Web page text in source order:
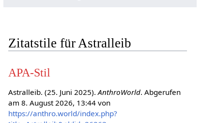
Zitatstile für Astralleib
APA-Stil
Astralleib. (25. Juni 2025). AnthroWorld. Abgerufen
am 8. August 2026, 13:44 von
https://anthro.world/index.php?